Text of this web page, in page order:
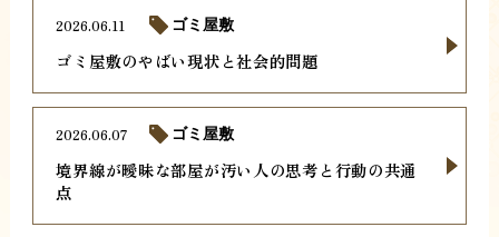
ゴミ屋敷のやばい現状と社会的問題
2026.06.11 ゴミ屋敷
境界線が曖昧な部屋が汚い人の思考と行動の共通
点
2026.06.07 ゴミ屋敷